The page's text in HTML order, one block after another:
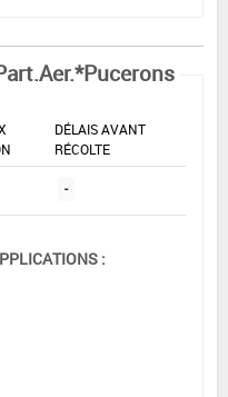
DÉLAIS AVANT
RÉCOLTE
-
: